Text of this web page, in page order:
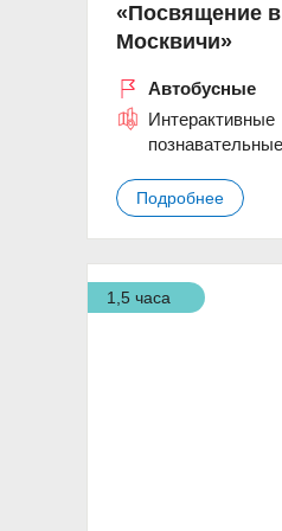
«Посвящение в
Москвичи»
Автобусные
Интерактивные
Подробнее
1,5 часа